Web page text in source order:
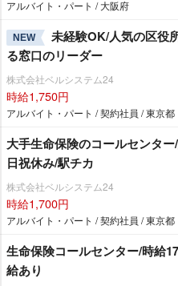
アルバイト・パート / 大阪府
NEW
未経験OK/人気の区役
る窓口のリーダー
株式会社ベルシステム24
時給1,750円
アルバイト・パート / 契約社員 / 東京都
大手生命保険のコールセンタ
日祝休み/駅チカ
株式会社ベルシステム24
時給1,700円
アルバイト・パート / 契約社員 / 東京都
生命保険コールセンター/時給
給あり